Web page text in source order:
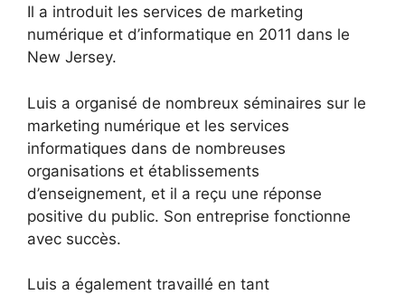
Il a introduit les services de marketing
numérique et d’informatique en 2011 dans le
New Jersey.
Luis a organisé de nombreux séminaires sur le
marketing numérique et les services
informatiques dans de nombreuses
organisations et établissements
d’enseignement, et il a reçu une réponse
positive du public. Son entreprise fonctionne
avec succès.
Luis a également travaillé en tant